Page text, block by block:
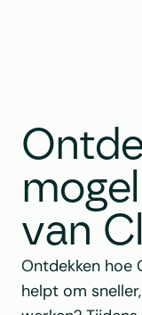
van
Ontdekken hoe
helpt om